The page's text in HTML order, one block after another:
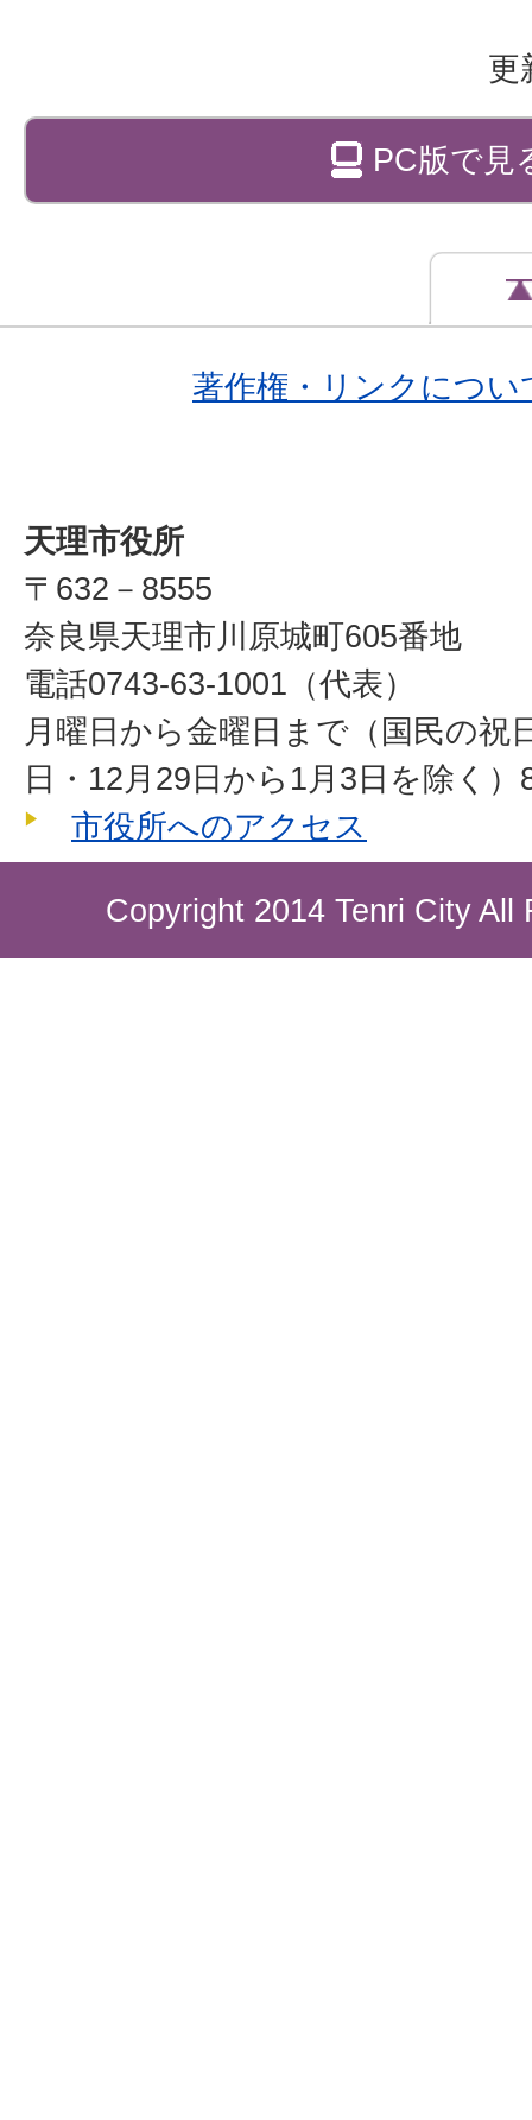
更
PC版で見
著作権・リンクについ
天理市役所
〒632－8555
奈良県天理市川原城町605番地
電話0743-63-1001（代表）
月曜日から金曜日まで（国民の祝
日・12月29日から1月3日を除く
市役所へのアクセス
Copyright 2014 Tenri City All